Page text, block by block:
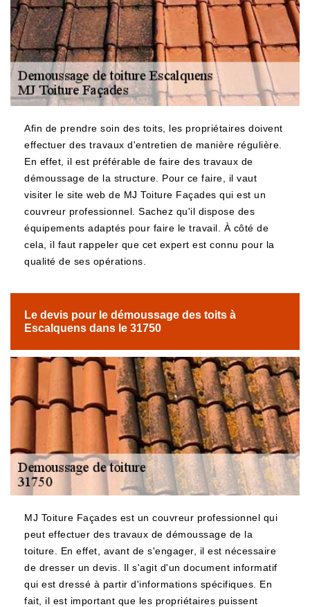
Afin de prendre soin des toits, les propriétaires doivent
effectuer des travaux d'entretien de manière régulière.
En effet, il est préférable de faire des travaux de
démoussage de la structure. Pour ce faire, il vaut
visiter le site web de MJ Toiture Façades qui est un
couvreur professionnel. Sachez qu'il dispose des
équipements adaptés pour faire le travail. À côté de
cela, il faut rappeler que cet expert est connu pour la
qualité de ses opérations.
Le devis pour le démoussage des toits à
Escalquens dans le 31750
MJ Toiture Façades est un couvreur professionnel qui
peut effectuer des travaux de démoussage de la
toiture. En effet, avant de s'engager, il est nécessaire
de dresser un devis. Il s'agit d'un document informatif
qui est dressé à partir d'informations spécifiques. En
fait, il est important que les propriétaires puissent